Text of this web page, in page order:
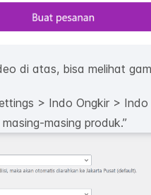
di atas, bisa melihat
> Indo Ongkir > Indo
masing produk.”